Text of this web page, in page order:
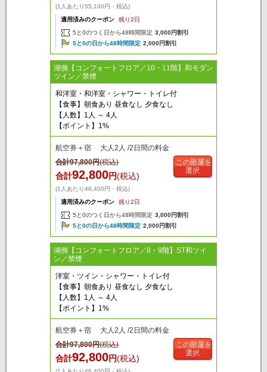
(1人あたり55,100円・税込)
適用済みのクーポン
残り2日
5と0のつく日から48時間限定 3,000円割引
5と0の日から48時間限定 2,000円割引
湖側【コンフォートフロア／10・11階】和モダン
ツイン／禁煙
和洋室・和洋室・シャワー・トイレ付
【食事】朝食あり 昼食なし 夕食なし
【人数】1人 ～ 4人
【ポイント】1%
航空券＋宿 大人2人 /2日間の料金
合計97,800円(税込)
合計92,800円(税込)
(1人あたり46,400円・税込)
適用済みのクーポン
残り2日
5と0のつく日から48時間限定 3,000円割引
5と0の日から48時間限定 2,000円割引
この部屋を
選択
湖側【コンフォートフロア／8・9階】ST和ツイ
ン／禁煙
洋室・ツイン・シャワー・トイレ付
【食事】朝食あり 昼食なし 夕食なし
【人数】1人 ～ 4人
【ポイント】1%
航空券＋宿 大人2人 /2日間の料金
合計97,800円(税込)
合計92,800円(税込)
この部屋を
選択